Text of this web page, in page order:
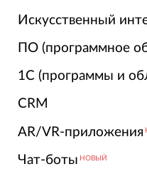
Искусственный
ПО (программное
1С (программы и
CRM
AR/VR-приложения
Чат-боты НОВЫЙ